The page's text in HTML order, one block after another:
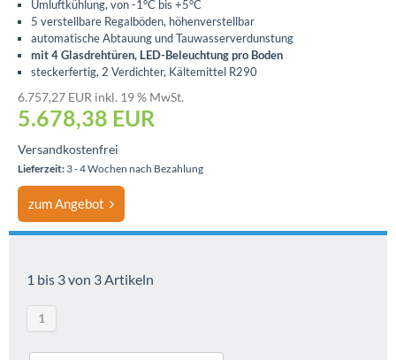
Umluftkühlung, von -1°C bis +5°C
5 verstellbare Regalböden, höhenverstellbar
automatische Abtauung und Tauwasserverdunstung
mit 4 Glasdrehtüren, LED-Beleuchtung pro Boden
steckerfertig, 2 Verdichter, Kältemittel R290
6.757,27 EUR inkl. 19 % MwSt.
5.678,38 EUR
Versandkostenfrei
Lieferzeit: 3 - 4 Wochen nach Bezahlung
zum Angebot
1 bis 3 von 3 Artikeln
1